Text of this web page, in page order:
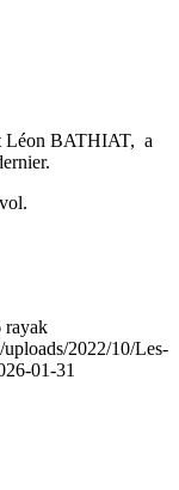
Léon BATHIAT, a
rayak
2022/10/Les-
01-31